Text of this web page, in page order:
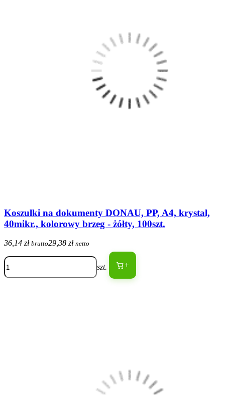
Koszulki na dokumenty DONAU, PP, A4, krystal,
40mikr., kolorowy brzeg - żółty, 100szt.
36,14 zł brutto29,38 zł netto
szt. +